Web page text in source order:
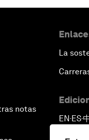
notas
La
EN ▪ ES▪